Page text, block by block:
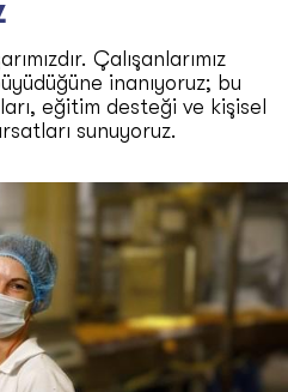
Çalışanlarımız
inanıyoruz; bu
eğitim desteği ve kişisel
sunuyoruz.